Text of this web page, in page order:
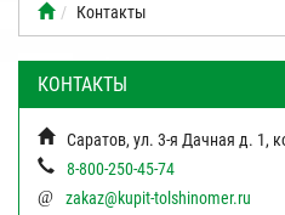
Контакты
КОНТАКТЫ
Саратов, ул. 3-я Дачная д. 1,
8-800-250-45-74
@
zakaz@kupit-tolshinomer.ru